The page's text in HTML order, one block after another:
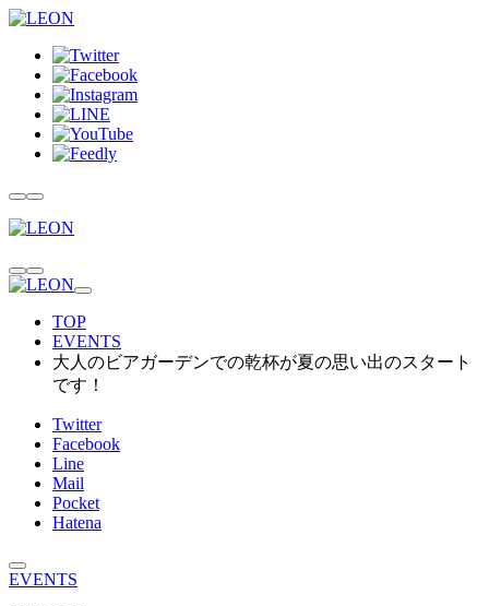
TOP
EVENTS
大人のビアガーデンでの乾杯が夏の思い出のスタート
です！
Twitter
Facebook
Line
Mail
Pocket
Hatena
EVENTS